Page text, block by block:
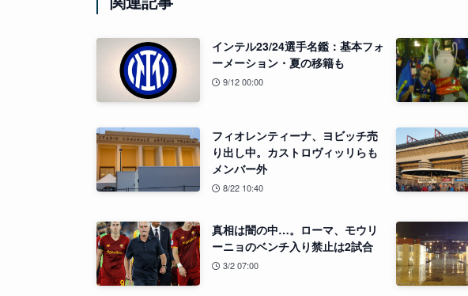
インテル23/24選手名鑑：基本フォ
ーメーション・夏の移籍も
9/12 00:00
フィオレンティーナ、ヨビッチ売
り出し中。カストロヴィッリらも
メンバー外
8/22 10:40
真相は闇の中…。ローマ、モウリ
ーニョのベンチ入り禁止は2試合
3/2 07:00